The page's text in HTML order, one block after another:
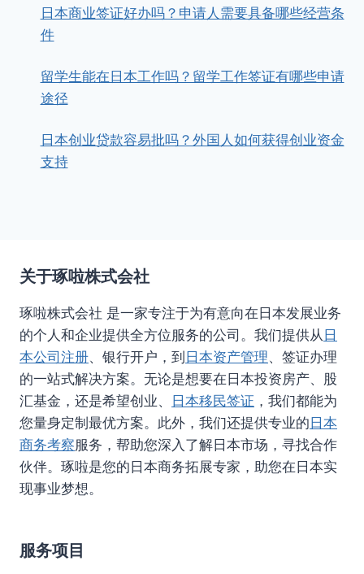
日本商业签证好办吗？申请人需要具备哪些经营条
件
留学生能在日本工作吗？留学工作签证有哪些申请
途径
日本创业贷款容易批吗？外国人如何获得创业资金
支持
关于琢啦株式会社
琢啦株式会社 是一家专注于为有意向在日本发展业务
的个人和企业提供全方位服务的公司。我们提供从 日
本公司注册、银行开户，到日本资产管理、签证办理
的一站式解决方案。无论是想要在日本投资房产、股
汇基金，还是希望创业、 日本移民签证 ，我们都能为
您量身定制最优方案。此外，我们还提供专业的日本
商务考察服务，帮助您深入了解日本市场，寻找合作
伙伴。琢啦是您的日本商务拓展专家，助您在日本实
现事业梦想。
服务项目